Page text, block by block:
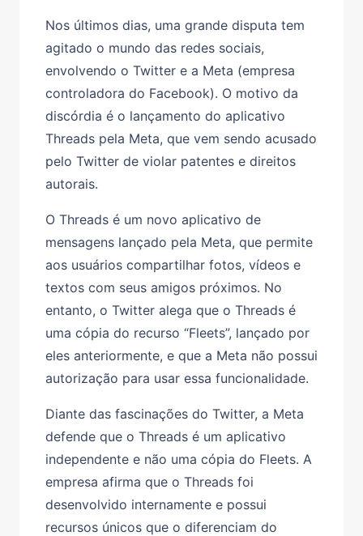
Nos últimos dias, uma grande disputa tem
agitado o mundo das redes sociais,
envolvendo o Twitter e a Meta (empresa
controladora do Facebook). O motivo da
discórdia é o lançamento do aplicativo
Threads pela Meta, que vem sendo acusado
pelo Twitter de violar patentes e direitos
autorais.
O Threads é um novo aplicativo de
mensagens lançado pela Meta, que permite
aos usuários compartilhar fotos, vídeos e
textos com seus amigos próximos. No
entanto, o Twitter alega que o Threads é
uma cópia do recurso “Fleets”, lançado por
eles anteriormente, e que a Meta não possui
autorização para usar essa funcionalidade.
Diante das fascinações do Twitter, a Meta
defende que o Threads é um aplicativo
independente e não uma cópia do Fleets. A
empresa afirma que o Threads foi
desenvolvido internamente e possui
recursos únicos que o diferenciam do